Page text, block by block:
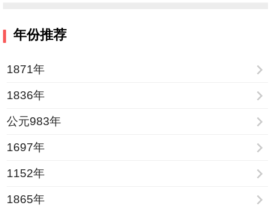
年份推荐
1871年
1836年
公元983年
1697年
1152年
1865年